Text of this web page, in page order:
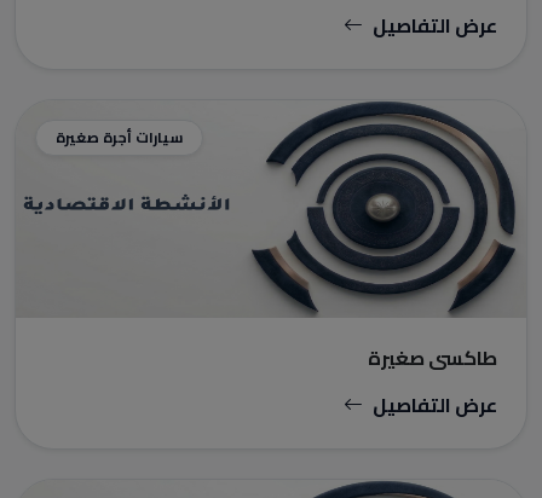
عرض التفاصيل
سيارات أجرة صغيرة
طاكسي صغيرة
عرض التفاصيل